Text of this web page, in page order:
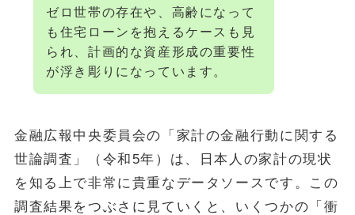
ゼロ世帯の存在や、高齢になって
も住宅ローンを抱えるケースも見
られ、計画的な資産形成の重要性
が浮き彫りになっています。
金融広報中央委員会の「家計の金融行動に関する
世論調査」（令和5年）は、日本人の家計の現状
を知る上で非常に貴重なデータソースです。この
調査結果をつぶさに見ていくと、いくつかの「衝